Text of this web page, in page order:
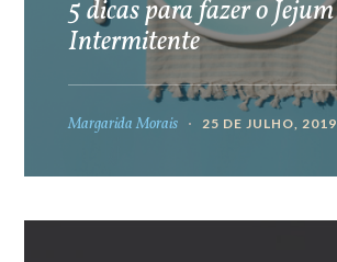
5 dicas para fazer o Jejum
Intermitente
Margarida Morais 25 DE JULHO, 2019